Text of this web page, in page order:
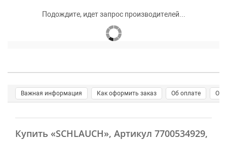
Подождите, идет запрос производителей...
Важная информация Как оформить заказ Об оплате О
Купить «SCHLAUCH», Артикул 7700534929,